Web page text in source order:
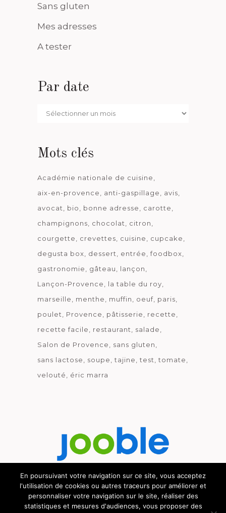
Sans gluten
Mes adresses
A tester
Par date
Par
Mots clés
Académie nationale de cuisine
aix-en-provence
anti-gaspillage
avis
avocat
bio bonne adresse
carotte
champignons
chocolat
citron
courgette
crevettes cuisine
cupcake
degusta box
dessert entrée
foodbox
gastronomie
gâteau
lançon
Lançon-Provence
la table du roy
marseille
menthe muffin oeuf paris
poulet
Provence pâtisserie
recette
recette facile
restaurant
salade
Salon de Provence
sans gluten
sans lactose
soupe tajine test
tomate
velouté
éric marra
Découvrez le métier de la cuisine.
En poursuivant votre navigation sur ce site, vous acceptez
l'utilisation de cookies ou autres traceurs pour améliorer et
personnaliser votre navigation sur le site, réaliser des
statistiques et mesures d'audiences, vous proposer des